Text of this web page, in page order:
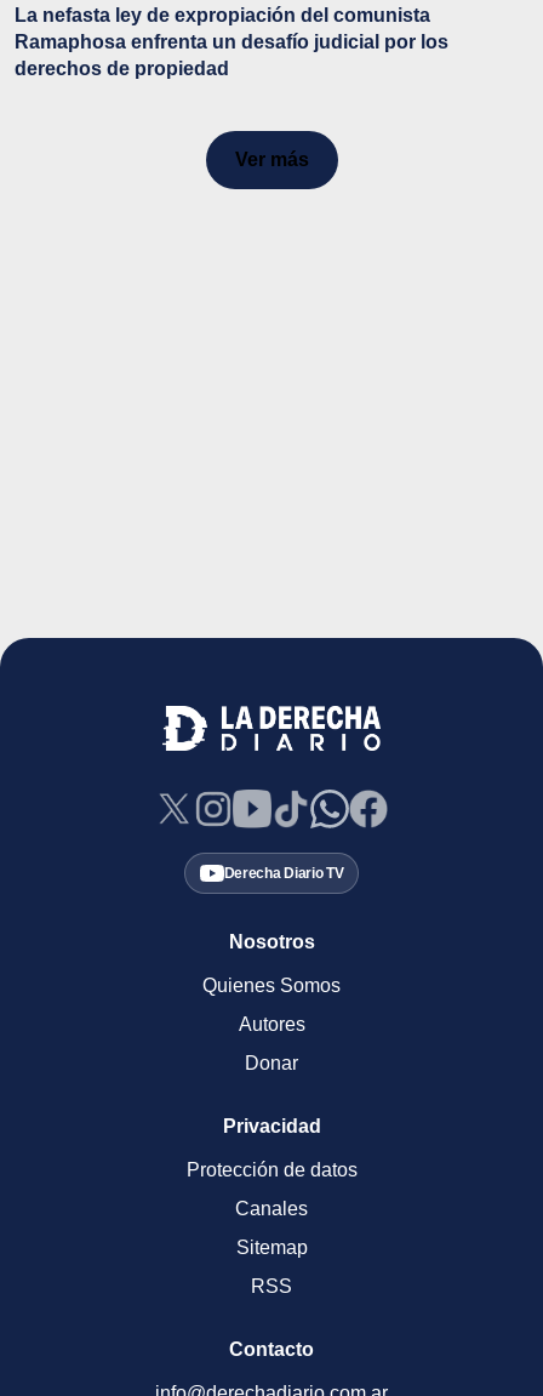
La nefasta ley de expropiación del comunista
Ramaphosa enfrenta un desafío judicial por los
derechos de propiedad
Ver más
Derecha Diario TV
Nosotros
Quienes Somos
Autores
Donar
Privacidad
Protección de datos
Canales
Sitemap
RSS
Contacto